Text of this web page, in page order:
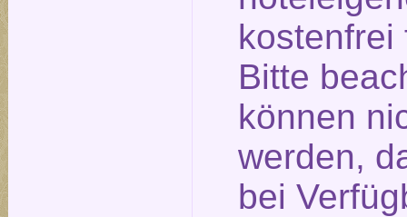
kostenfrei
Bitte
können
werden,
bei